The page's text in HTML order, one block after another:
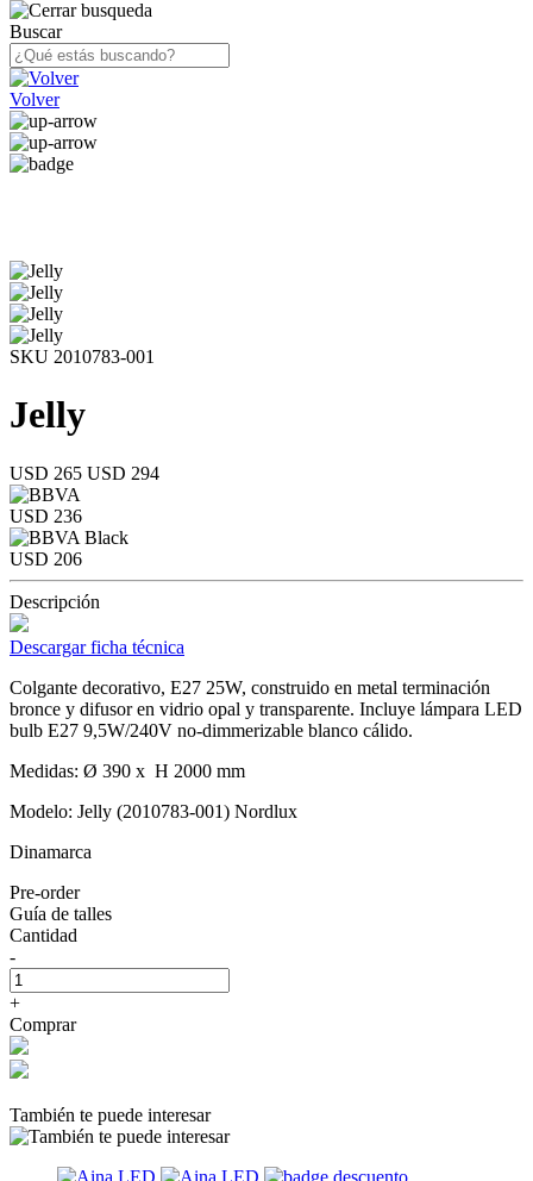
Buscar
Volver
SKU 2010783-001
Jelly
USD 265 USD 294
USD 236
USD 206
Descripción
Descargar ficha técnica
Colgante decorativo, E27 25W, construido en metal terminación
bronce y difusor en vidrio opal y transparente. Incluye lámpara LED
bulb E27 9,5W/240V no-dimmerizable blanco cálido.
Medidas: Ø 390 x H 2000 mm
Modelo: Jelly (2010783-001) Nordlux
Dinamarca
Pre-order
Guía de talles
Cantidad
-
+
Comprar
También te puede interesar